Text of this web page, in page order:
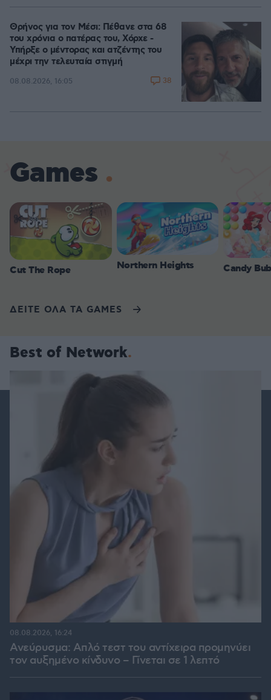
Θρήνος για τον Μέσι: Πέθανε στα 68
του χρόνια ο πατέρας του, Χόρχε -
Υπήρξε ο μέντορας και ατζέντης του
μέχρι την τελευταία στιγμή
08.08.2026, 16:05 38
Games
Cut The Rope Northern Heights Candy
ΔΕΙΤΕ ΟΛΑ ΤΑ GAMES
Best of Network
Ανεύρυσμα: Απλό τεστ του αντίχειρα προμηνύει
τον αυξημένο κίνδυνο – Γίνεται σε 1 λεπτό
08.08.2026, 16:24